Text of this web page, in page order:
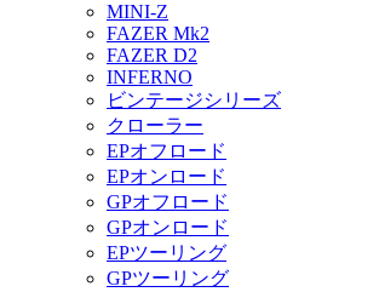
MINI-Z
FAZER Mk2
FAZER D2
INFERNO
ビンテージシリーズ
クローラー
EPオフロード
EPオンロード
GPオフロード
GPオンロード
EPツーリング
GPツーリング